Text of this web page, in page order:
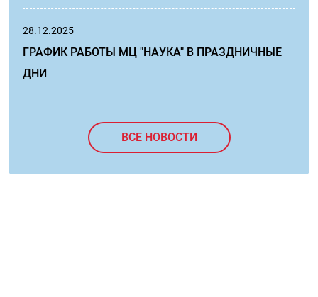
28.12.2025
ГРАФИК РАБОТЫ МЦ "НАУКА" В ПРАЗДНИЧНЫЕ
ДНИ
ВСЕ НОВОСТИ